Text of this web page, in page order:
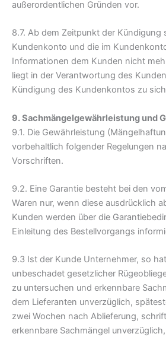
außerordentlichen Gründen vor.
8.7. Ab dem Zeitpunkt der Kündigung
Kundenkonto und die im
Informationen dem Kunden nicht
liegt in der Verantwortung des
Kündigung des Kundenkontos zu
9. Sachmängelgewährleistung und
9.1. Die Gewährleistung
vorbehaltlich folgender Regelungen
Vorschriften.
9.2. Eine Garantie besteht bei den
Waren nur, wenn diese ausdrücklich
Kunden werden über die
Einleitung des Bestellvorgangs
9.3 Ist der Kunde Unternehmer, so
unbeschadet gesetzlicher
zu untersuchen und erkennbare
dem Lieferanten unverzüglich,
zwei Wochen nach Ablieferung,
erkennbare Sachmängel